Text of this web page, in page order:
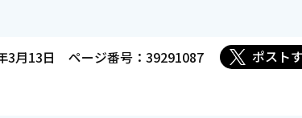
3月13日 ページ番号：39291087 ポスト